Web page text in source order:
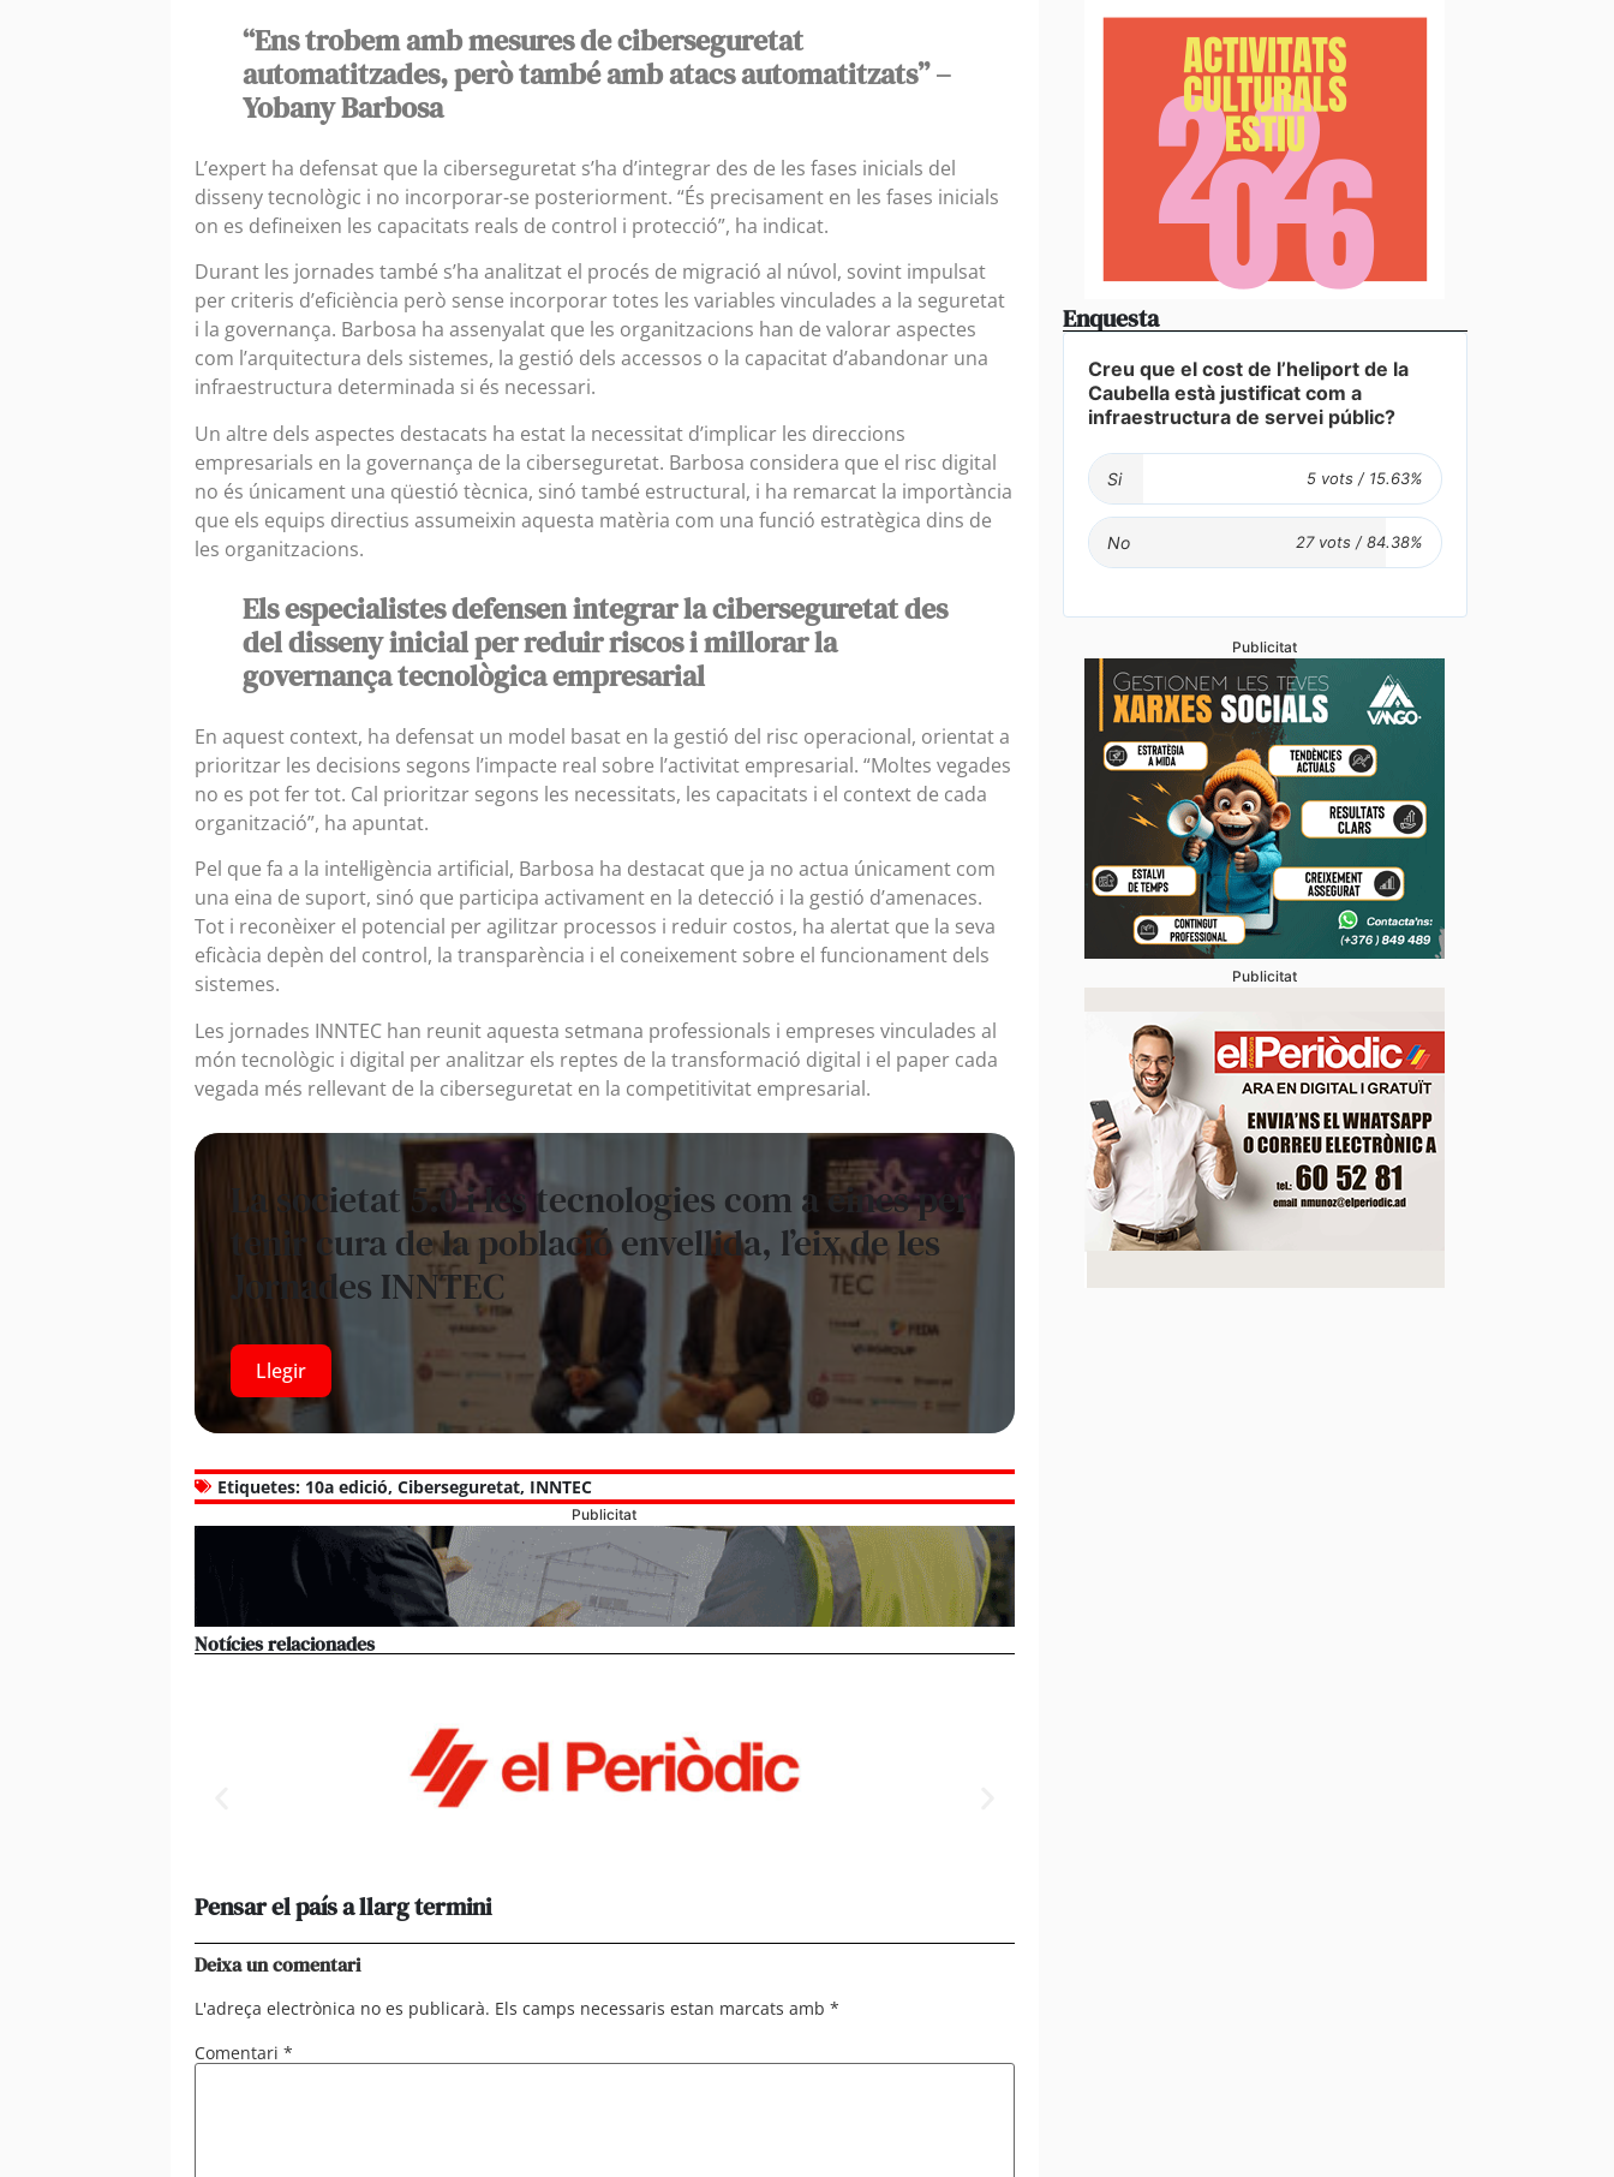
“Ens trobem amb mesures de ciberseguretat
automatitzades, però també amb atacs automatitzats” –
Yobany Barbosa
L’expert ha defensat que la ciberseguretat s’ha d’integrar des de les fases inicials del
disseny tecnològic i no incorporar-se posteriorment. “És precisament en les fases inicials
on es defineixen les capacitats reals de control i protecció”, ha indicat.
Durant les jornades també s’ha analitzat el procés de migració al núvol, sovint impulsat
per criteris d’eficiència però sense incorporar totes les variables vinculades a la seguretat
i la governança. Barbosa ha assenyalat que les organitzacions han de valorar aspectes
com l’arquitectura dels sistemes, la gestió dels accessos o la capacitat d’abandonar una
infraestructura determinada si és necessari.
Un altre dels aspectes destacats ha estat la necessitat d’implicar les direccions
empresarials en la governança de la ciberseguretat. Barbosa considera que el risc digital
no és únicament una qüestió tècnica, sinó també estructural, i ha remarcat la importància
que els equips directius assumeixin aquesta matèria com una funció estratègica dins de
les organitzacions.
Els especialistes defensen integrar la ciberseguretat des
del disseny inicial per reduir riscos i millorar la
governança tecnològica empresarial
En aquest context, ha defensat un model basat en la gestió del risc operacional, orientat a
prioritzar les decisions segons l’impacte real sobre l’activitat empresarial. “Moltes vegades
no es pot fer tot. Cal prioritzar segons les necessitats, les capacitats i el context de cada
organització”, ha apuntat.
Pel que fa a la intel·ligència artificial, Barbosa ha destacat que ja no actua únicament com
una eina de suport, sinó que participa activament en la detecció i la gestió d’amenaces.
Tot i reconèixer el potencial per agilitzar processos i reduir costos, ha alertat que la seva
eficàcia depèn del control, la transparència i el coneixement sobre el funcionament dels
sistemes.
Les jornades INNTEC han reunit aquesta setmana professionals i empreses vinculades al
món tecnològic i digital per analitzar els reptes de la transformació digital i el paper cada
vegada més rellevant de la ciberseguretat en la competitivitat empresarial.
La societat 5.0 i les tecnologies com a eines per
tenir cura de la població envellida, l’eix de les
Jornades INNTEC
Llegir
Etiquetes: 10a edició, Ciberseguretat, INNTEC
Publicitat
Notícies relacionades
Pensar el país a llarg termini
Deixa un comentari
L'adreça electrònica no es publicarà. Els camps necessaris estan marcats amb *
Comentari *
Enquesta
Creu que el cost de l’heliport de la
Caubella està justificat com a
infraestructura de servei públic?
Si
No
Publicitat
Publicitat